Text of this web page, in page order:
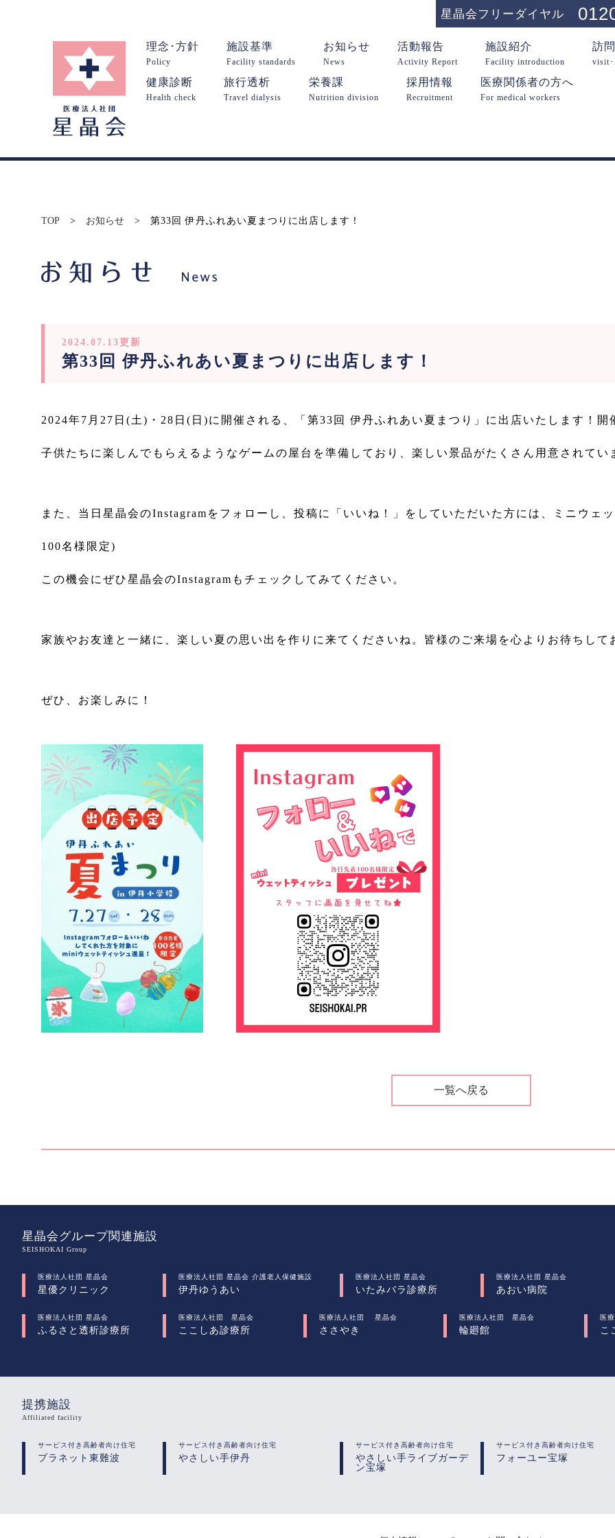
星晶会フリーダイヤル
理念･方針
Policy
施設基準
Facility standards
お知らせ
News
活動報告
Activity Report
施設紹介
Facility introduction
訪
visit･
健康診断
Health check
旅行透析
Travel dialysis
栄養課
Nutrition division
採用情報
Recruitment
医療関係者の方へ
For medical workers
TOP > お知らせ > 第33回 伊丹ふれあい夏まつりに出店します！
2024.07.13更新
第33回 伊丹ふれあい夏まつりに出店します！
2024年7月27日(土)・28日(日)に開催される、「第33回 伊丹ふれあい夏まつり」に出店いたします！開
子供たちに楽しんでもらえるようなゲームの屋台を準備しており、楽しい景品がたくさん用意されてい
また、当日星晶会のInstagramをフォローし、投稿に「いいね！」をしていただいた方には、ミニウェ
100名様限定)
この機会にぜひ星晶会のInstagramもチェックしてみてください。
家族やお友達と一緒に、楽しい夏の思い出を作りに来てくださいね。皆様のご来場を心よりお待ちして
ぜひ、お楽しみに！
一覧へ戻る
星晶会グループ関連施設
SEISHOKAI Group
医療法人社団 星晶会
星優クリニック
医療法人社団 星晶会 介護老人保健施設
伊丹ゆうあい
医療法人社団 星晶会
いたみバラ診療所
医療法人社団 星晶会
あおい病院
医療法人社団 星晶会
ふるさと透析診療所
医療法人社団 星晶会
ここしあ診療所
医療法人社団 星晶会
ささやき
医療法人社団 星晶会
輪廻館
医
こ
提携施設
Affiliated facility
サービス付き高齢者向け住宅
プラネット東難波
サービス付き高齢者向け住宅
やさしい手伊丹
サービス付き高齢者向け住宅
やさしい手ライブガーデ
ン宝塚
サービス付き高齢者向け住宅
フォーユー宝塚